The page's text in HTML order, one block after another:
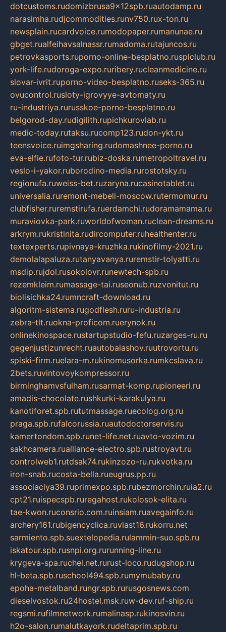
dotcustoms.rudomizbrusa9x12spb.ruautodamp.ru
narasimha.rudjcommodities.runv750.rux-ton.ru
newsplain.rucardvoice.rumodopaper.rumanunae.ru
gbget.rualfeihavsalnassr.rumadoma.rutajuncos.ru
petrovkasports.ruporno-online-besplatno.rusplclub.ru
york-life.rudoroga-expo.ruribery.rucleanmedicine.ru
slovar-ivrit.ruporno-video-besplatno.ruseks-365.ru
ovucontrol.rusloty-igrovyye-avtomaty.ru
ru-industriya.rurusskoe-porno-besplatno.ru
belgorod-day.rudigilith.rupichkurovlab.ru
medic-today.rutaksu.rucomp123.rudon-ykt.ru
teensvoice.ruimgsharing.rudomashnee-porno.ru
eva-elfie.rufoto-tur.rubiz-doska.rumetropoltravel.ru
veslo-i-yakor.ruborodino-media.rurostotsky.ru
regionufa.ruweiss-bet.ruzaryna.rucasinotablet.ru
universalia.ruremont-mebeli-moscow.rutermomur.ru
clubfisher.ruremstirufa.ruerdamchi.rudoramamama.ru
muraviovka-park.ruworldofwoman.ruclean-dreams.ru
arkrym.rukristinita.rudircomputer.ruhealthenter.ru
textexperts.rupivnaya-kruzhka.rukinofilmy-2021.ru
demolalapaluza.rutanyavanya.ruremstir-tolyatti.ru
msdip.rujdol.rusokolovr.runewtech-spb.ru
rezemkleim.rumassage-tai.ruseonub.ruzvonitut.ru
biolisichka24.rumncraft-download.ru
algoritm-sistema.rugodflesh.ruru-industria.ru
zebra-tlt.ruokna-proficom.ruerynok.ru
onlinekinospace.rustartupstudio-fefu.ruzarges-ru.ru
gegenjustizunrecht.ruautobalashov.ruutrovortu.ru
spiski-firm.ruelara-m.rukinomusorka.rumkcslava.ru
2bets.ruvintovoykompressor.ru
birminghamvsfulham.rusarmat-komp.rupioneeri.ru
amadis-chocolate.rushkurki-karakulya.ru
kanotiforet.spb.rututmassage.ruecolog.org.ru
praga.spb.rufalcorussia.ruautodoctorservis.ru
kamertondom.spb.runet-life.net.ruavto-vozim.ru
sakhcamera.rualliance-electro.spb.rustroyavt.ru
controlweb1.rutdsak74.rukinzozo-ru.rukvotka.ru
iron-snab.rucosta-bella.rueugrus.pp.ru
associaciya39.ruprimexpo.spb.rubezmorchin.ruia2.ru
cpt21.ruispecspb.ruregahost.rukolosok-elita.ru
tae-kwon.ruconsrio.com.ruinsiam.ruavegainfo.ru
archery161.rubigencyclica.ruvlast16.rukorru.net
sarmiento.spb.suextelopedia.rulammin-suo.spb.ru
iskatour.spb.rusnpi.org.rurunning-line.ru
krygeva-spa.ruchel.net.rurust-loco.rudugshop.ru
hl-beta.spb.ruschool494.spb.rumymubaby.ru
epoha-metalband.rungr.spb.rurusgosnews.com
dieselvostok.ru24hostel.msk.ruw-dev.ruf-ship.ru
regsmi.rufilmnetwork.rumalinasp.rukinosvin.ru
h2o-salon.rumalutkayork.rudeltaprim.spb.ru